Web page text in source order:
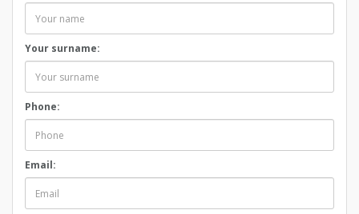
Your surname:
Phone:
Email: